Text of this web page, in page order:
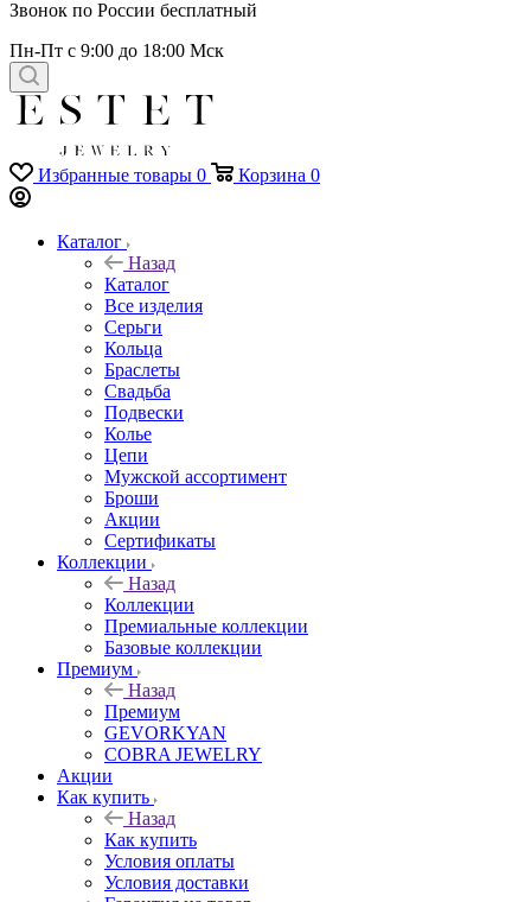
Звонок по России бесплатный
Пн-Пт с 9:00 до 18:00 Мск
Избранные товары 0 Корзина 0
Каталог
Назад
Каталог
Все изделия
Серьги
Кольца
Браслеты
Свадьба
Подвески
Колье
Цепи
Мужской ассортимент
Броши
Акции
Сертификаты
Коллекции
Назад
Коллекции
Премиальные коллекции
Базовые коллекции
Премиум
Назад
Премиум
GEVORKYAN
COBRA JEWELRY
Акции
Как купить
Назад
Как купить
Условия оплаты
Условия доставки